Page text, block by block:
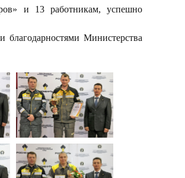
и 13 работникам, успешно
Министерства